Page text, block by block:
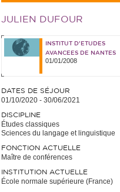
JULIEN DUFOUR
INSTITUT D'ETUDES
AVANCEES DE NANTES
01/01/2008
DATES DE SÉJOUR
01/10/2020 - 30/06/2021
DISCIPLINE
Études classiques
Sciences du langage et linguistique
FONCTION ACTUELLE
Maître de conférences
INSTITUTION ACTUELLE
École normale supérieure (France)